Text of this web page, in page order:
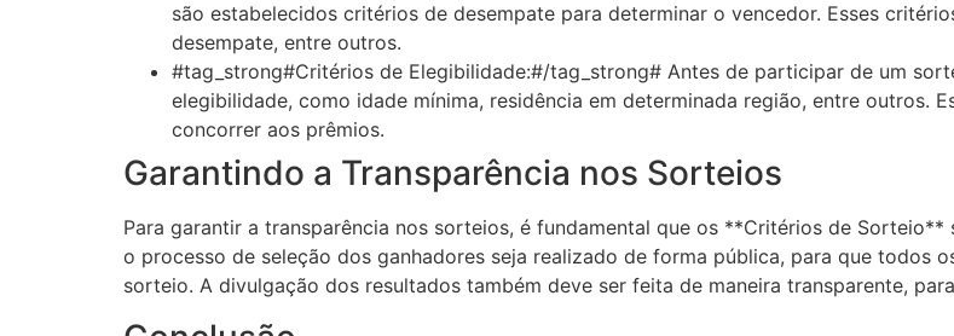
são estabelecidos critérios de desempate para determinar o vencedor. Esses
desempate, entre outros.
#tag_strong#Critérios de Elegibilidade:#/tag_strong# Antes de participar de um
elegibilidade, como idade mínima, residência em determinada região, entre outros.
concorrer aos prêmios.
Garantindo a Transparência nos Sorteios
Para garantir a transparência nos sorteios, é fundamental que os **Critérios de
o processo de seleção dos ganhadores seja realizado de forma pública, para que todos
sorteio. A divulgação dos resultados também deve ser feita de maneira transparente,